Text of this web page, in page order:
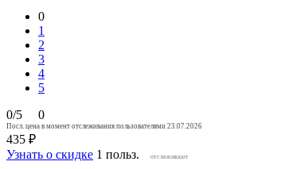
0
1
2
3
4
5
0/5 0
Посл. цена в момент отслеживания пользователями 23.07.2026
435 ₽
Узнать о скидке 1 польз.
отслеживают